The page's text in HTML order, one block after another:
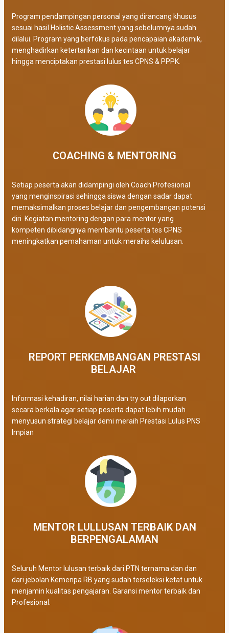
Program pendampingan personal yang dirancang khusus
sesuai hasil Holistic Assessment yang sebelumnya sudah
dilalui. Program yang berfokus pada pencapaian akademik,
menghadirkan ketertarikan dan kecintaan untuk belajar
hingga menciptakan prestasi lulus tes CPNS & PPPK.
COACHING & MENTORING
Setiap peserta akan didampingi oleh Coach Profesional
yang menginspirasi sehingga siswa dengan sadar dapat
memaksimalkan proses belajar dan pengembangan potensi
diri. Kegiatan mentoring dengan para mentor yang
kompeten dibidangnya membantu peserta tes CPNS
meningkatkan pemahaman untuk meraihs kelulusan.
REPORT PERKEMBANGAN PRESTASI
BELAJAR ​
Informasi kehadiran, nilai harian dan try out dilaporkan
secara berkala agar setiap peserta dapat lebih mudah
menyusun strategi belajar demi meraih Prestasi Lulus PNS
Impian
MENTOR LULLUSAN TERBAIK DAN
BERPENGALAMAN
Seluruh Mentor lulusan terbaik dari PTN ternama dan dan
dari jebolan Kemenpa RB yang sudah terseleksi ketat untuk
menjamin kualitas pengajaran. Garansi mentor terbaik dan
Profesional.